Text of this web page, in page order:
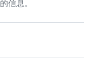
信息。